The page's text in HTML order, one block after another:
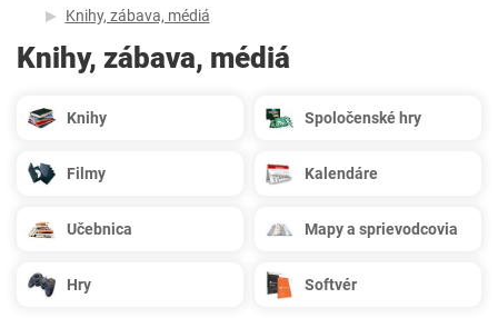
Knihy, zábava, médiá
Knihy, zábava, médiá
Knihy Spoločenské hry
Filmy Kalendáre
Učebnica Mapy a sprievodcovia
Hry Softvér